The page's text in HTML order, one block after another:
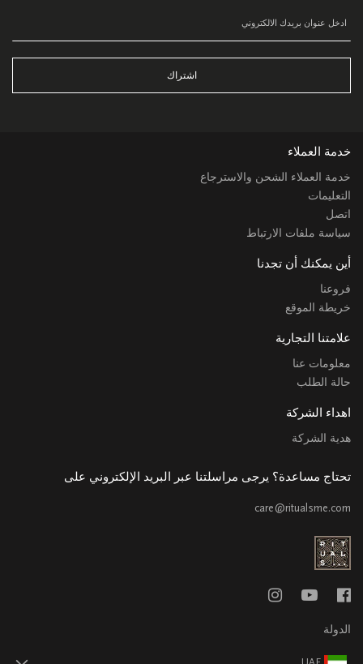
اشتراك
خدمة العملاء
خدمة العملاء الشحن والاسترجاع
التعليمات
اتصل
سياسة ملفات الارتباط
أين يمكنك أن تجدنا
فروعنا
خريطة الموقع
علامتنا التجارية
معلومات عنا
حالة الطلب
اهداء الشركة
هدية الشركة
تحتاج مساعدة؟ يرجى مراسلتنا عبر البريد الإلكتروني على
care@ritualsme.com
الدولة